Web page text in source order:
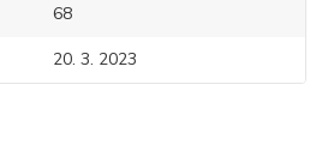
68
20. 3. 2023